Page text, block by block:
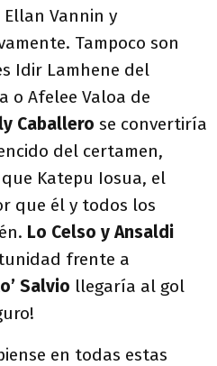
Vannin y
Tampoco son
Idir Lamhene del
o Afelee Valoa de
Caballero se convertiría
del certamen,
Katepu Iosua, el
que él y todos los
Lo Celso y Ansaldi
frente a
Salvio llegaría al gol
en todas estas